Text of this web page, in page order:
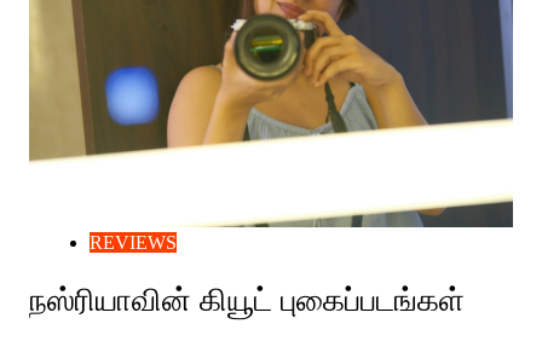
REVIEWS
நஸ்ரியாவின் கியூட் புகைப்படங்கள்